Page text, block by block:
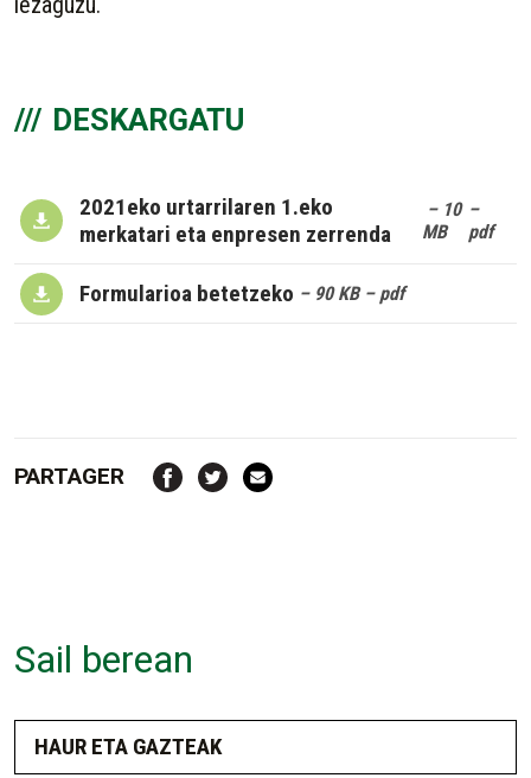
DESKARGATU
2021eko urtarrilaren 1.eko
merkatari eta enpresen zerrenda
– 10
MB
–
pdf
Formularioa betetzeko – 90 KB– pdf
PARTAGER
Sail berean
HAUR ETA GAZTEAK